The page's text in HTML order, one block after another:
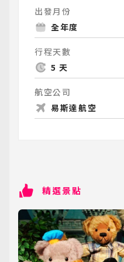
出發月份
全年度
行程天數
5 天
航空公司
易斯達航空
精選景點